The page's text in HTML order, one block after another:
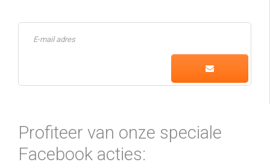
Profiteer van onze speciale
Facebook acties: